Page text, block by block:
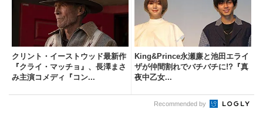
クリント・イーストウッド最新作
『クライ・マッチョ』、長澤まさ
み主演コメディ『コン...
King&Prince永瀬廉と池田エライ
ザが仲間割れでバチバチに!?『真
夜中乙女...
Recommended by